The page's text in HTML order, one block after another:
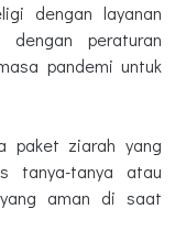
dengan layanan
peraturan
pandemi untuk
paket ziarah yang
tanya-tanya atau
aman di saat